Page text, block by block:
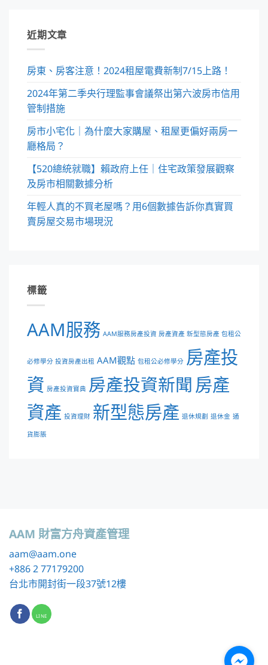
近期文章
房東、房客注意！2024租屋電費新制7/15上路！
2024年第二季央行理監事會議祭出第六波房市信用
管制措施
房市小宅化｜為什麼大家購屋、租屋更偏好兩房一
廳格局？
【520總統就職】賴政府上任｜住宅政策發展觀察
及房市相關數據分析
年輕人真的不買老屋嗎？用6個數據告訴你真實買
賣房屋交易市場現況
標籤
AAM服務 AAM服務房產投資 房產資產 新型態房產 包租公
必修學分 投資房產出租 AAM觀點 包租公必修學分 房產投
資 房產投資寶典 房產投資新聞 房產
資產 投資理財 新型態房產 退休規劃 退休金 通
貨膨脹
AAM 財富方舟資產管理
aam@aam.one
+886 2 77179200
台北市開封街一段37號12樓